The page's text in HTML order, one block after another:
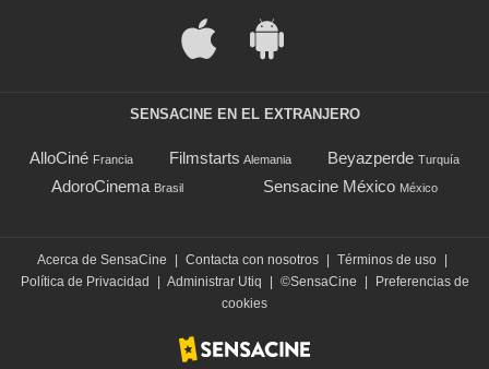
SENSACINE EN EL EXTRANJERO
AlloCiné Francia Filmstarts Alemania Beyazperde Turquía
AdoroCinema Brasil Sensacine México México
Acerca de SensaCine | Contacta con nosotros | Términos de uso |
Política de Privacidad
| Administrar Utiq | ©SensaCine |
Preferencias de
cookies